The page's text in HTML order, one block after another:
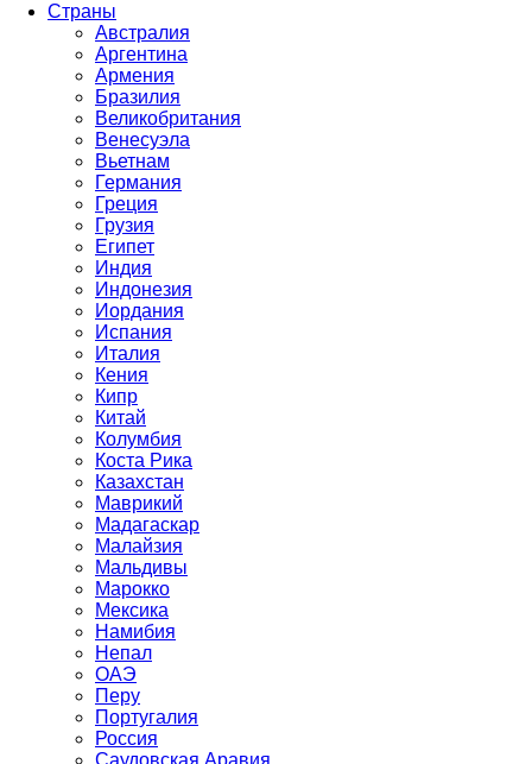
Страны
Австралия
Аргентина
Армения
Бразилия
Великобритания
Венесуэла
Вьетнам
Германия
Греция
Грузия
Египет
Индия
Индонезия
Иордания
Испания
Италия
Кения
Кипр
Китай
Колумбия
Коста Рика
Казахстан
Маврикий
Мадагаскар
Малайзия
Мальдивы
Марокко
Мексика
Намибия
Непал
ОАЭ
Перу
Португалия
Россия
Саудовская Аравия